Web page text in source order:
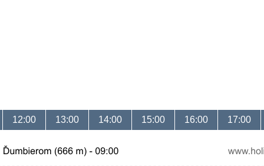
12:00 13:00 14:00 15:00 16:00 17:00